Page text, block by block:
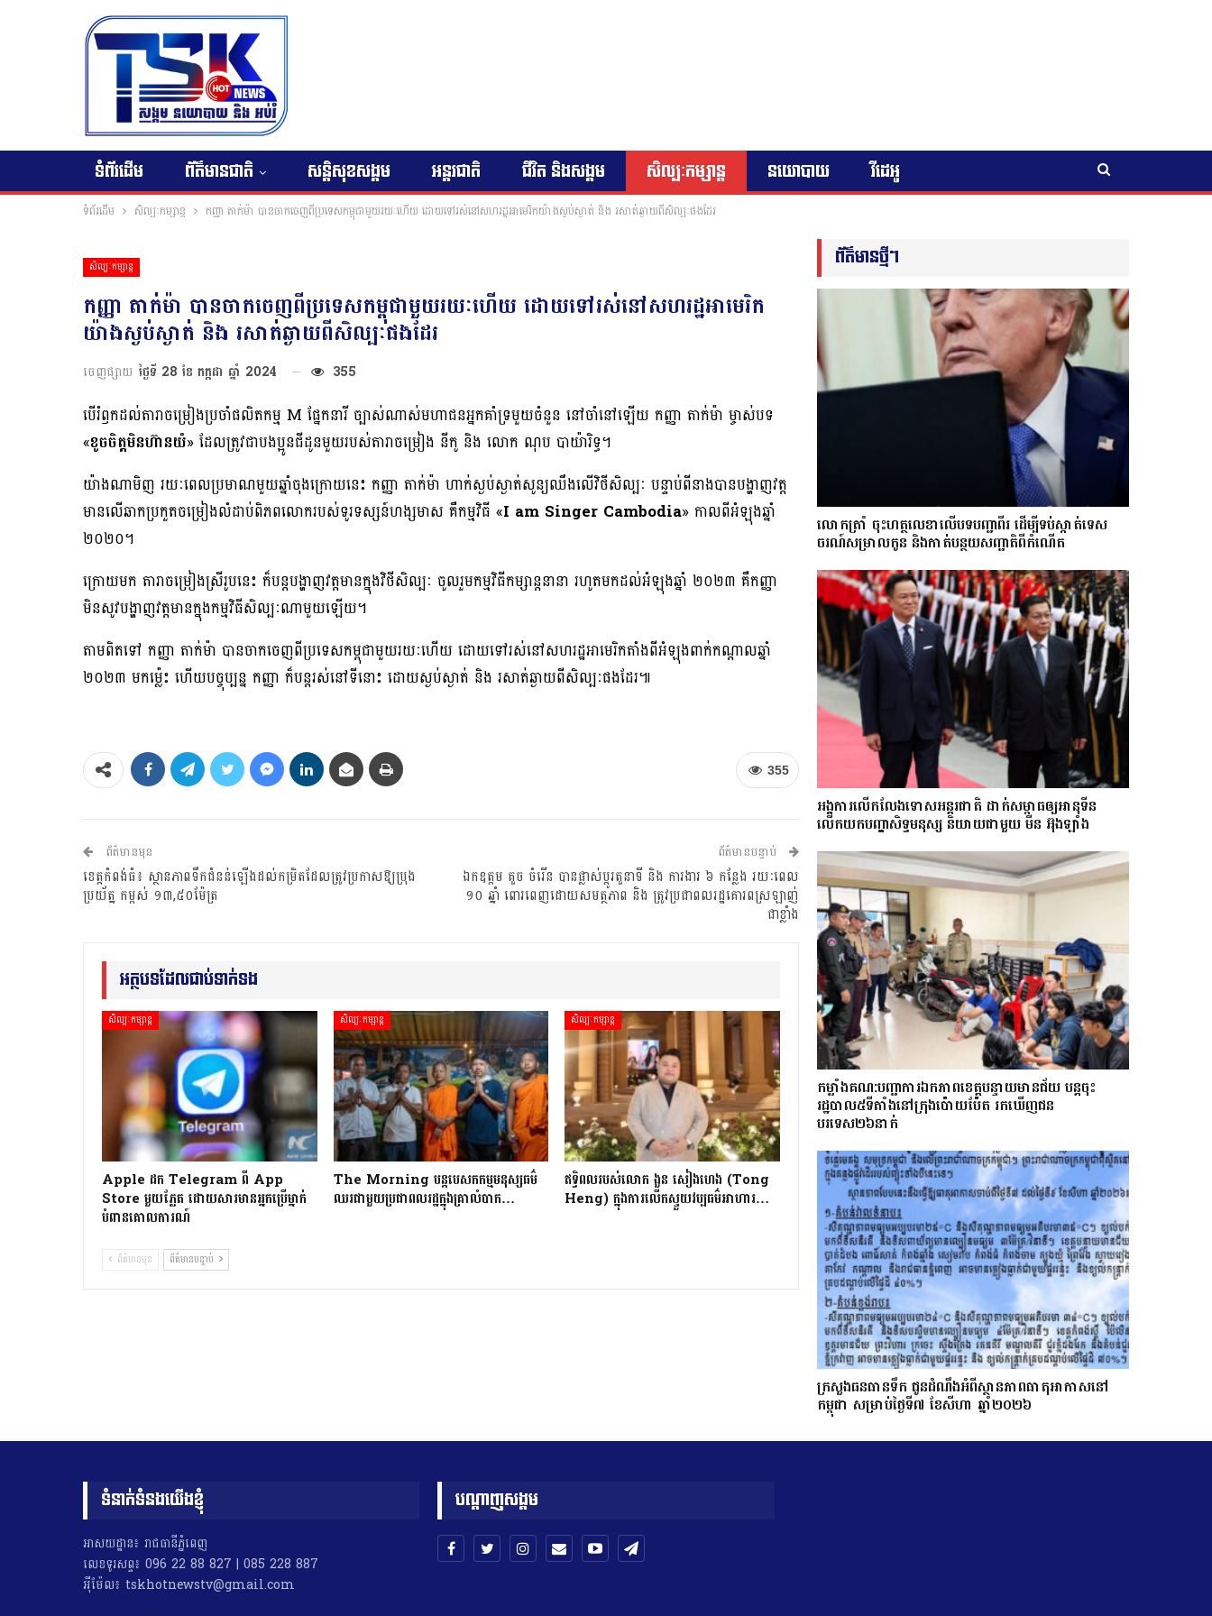
ទំព័រដើម ព័ត៌មានជាតិ សន្តិសុខសង្គម អន្តរជាតិ ជីវិត និងសង្គម សិល្បៈកម្សាន្ត នយោបាយ វីដេអូ
ទំព័រដើម សិល្បៈកម្សាន្ត កញ្ញា តាក់ម៉ា បានចាកចេញពីប្រទេសកម្ពុជាមួយរយៈហើយ ដោយទៅរស់នៅសហរដ្ឋអាមេរិកយ៉ាងស្ងប់ស្ងាត់ និង រសាត់ឆ្ងាយពីសិល្បៈផងដែរ
សិល្បៈកម្សាន្ត
កញ្ញា តាក់ម៉ា បានចាកចេញពីប្រទេសកម្ពុជាមួយរយៈហើយ ដោយទៅរស់នៅសហរដ្ឋអាមេរិក
យ៉ាងស្ងប់ស្ងាត់ និង រសាត់ឆ្ងាយពីសិល្បៈផងដែរ
ចេញផ្សាយ ថ្ងៃទី 28 ខែ កក្កដា ឆ្នាំ 2024 355
បើរំឭកដល់តារាចម្រៀងប្រចាំផលិតកម្ម M ផ្នែកនារី ច្បាស់ណាស់មហាជនអ្នកគាំទ្រមួយចំនួន នៅចាំនៅឡើយ កញ្ញា តាក់ម៉ា ម្ចាស់បទ
«ខូចចិត្តមិនហ៊ានយំ» ដែលត្រូវជាបងប្អូនជីដូនមួយរបស់តារាចម្រៀង នីកូ និង លោក ណុប បាយ៉ារិទ្ធ។
យ៉ាងណាមិញ រយៈពេលប្រមាណមួយឆ្នាំចុងក្រោយនេះ កញ្ញា តាក់ម៉ា ហាក់ស្ងប់ស្ងាត់សូន្យឈឹងលើវិថីសិល្បៈ បន្ទាប់ពីនាងបានបង្ហាញវត្ត
មានលើឆាកប្រកួតចម្រៀងលំដាប់ពិភពលោករបស់ទូរទស្សន៍ហង្សមាស គឺកម្មវិធី «I am Singer Cambodia» កាលពីអំឡុងឆ្នាំ
២០២០។
ក្រោយមក តារាចម្រៀងស្រីរូបនេះ ក៏បន្តបង្ហាញវត្តមានក្នុងវិថីសិល្បៈ ចូលរួមកម្មវិធីកម្សាន្តនានា រហូតមកដល់អំឡុងឆ្នាំ ២០២៣ គឺកញ្ញា
មិនសូវបង្ហាញវត្តមានក្នុងកម្មវិធីសិល្បៈណាមួយឡើយ។
តាមពិតទៅ កញ្ញា តាក់ម៉ា បានចាកចេញពីប្រទេសកម្ពុជាមួយរយៈហើយ ដោយទៅរស់នៅសហរដ្ឋអាមេរិកតាំងពីអំឡុងពាក់កណ្តាលឆ្នាំ
២០២៣ មកម្ល៉េះ ហើយបច្ចុប្បន្ន កញ្ញា ក៏បន្តរស់នៅទីនោះ ដោយស្ងប់ស្ងាត់ និង រសាត់ឆ្ងាយពីសិល្បៈផងដែរ៕
355
ព័ត៌មានមុន
ខេត្តកំពង់ធំ៖ ស្ថានភាពទឹកជំនន់ឡើងដល់កម្រិតដែលត្រូវប្រកាសឱ្យប្រុង
ប្រយ័ត្ន កម្ពស់ ១៣,៥០ម៉ែត្រ
ព័ត៌មានបន្ទាប់
ឯកឧត្តម គួច ចំរើន បានផ្លាស់ប្ដូរតួនាទី និង ការងារ ៦ កន្លែង រយៈពេល
១០ ឆ្នាំ ពោរពេញដោយសមត្ថភាព និង ត្រូវប្រជាពលរដ្ឋគោរពស្រឡាញ់
ជាខ្លាំង
អត្ថបទដែលជាប់ទាក់ទង
សិល្បៈកម្សាន្ត
Apple ដក Telegram ពី App
Store មួយភ្លែត ដោយសារមានអ្នកប្រើម្នាក់
បំពានគោលការណ៍
សិល្បៈកម្សាន្ត
The Morning បន្តបេសកកម្មមនុស្សធម៌
ឈរជាមួយប្រជាពលរដ្ឋក្នុងគ្រាលំបាក…
សិល្បៈកម្សាន្ត
ឥទ្ធិពលរបស់លោក ងួន សៀងហេង (Tong
Heng) ក្នុងការលើកស្ទួយវប្បធម៌អាហារ…
ព័ត៌មានមុន ព័ត៌មានបន្ទាប់
ព័ត៌មានថ្មីៗ
លោក​ត្រាំ ចុះហត្ថលេខាលើបទបញ្ជាពីរ ដើម្បីទប់ស្កាត់ទេស​
ចរណ៍សម្រាលកូន និងកាត់បន្ថយសញ្ជាតិពីកំណើត
អង្គការលើកលែងទោសអន្តរជាតិ ដាក់សម្ពាធឲ្យអានុទីន
លើកយកបញ្ហាសិទ្ធមនុស្ស និយាយជាមួយ មីន អ៊ុងឡាំង
កម្លាំងគណ:បញ្ជាការឯកភាពខេត្តបន្ទាយមានជ័យ បន្តចុះ
រដ្ឋបាល៥ទីតាំងនៅក្រុងប៉ោយប៉ែត រកឃើញជន
បរទេស២៦នាក់
ក្រសួងធនធានទឹក ជូនដំណឹងអំពីស្ថានភាពធាតុអាកាសនៅ
កម្ពុជា សម្រាប់ថ្ងៃទី៧ ខែសីហា ឆ្នាំ២០២៦
ទំនាក់ទំនងយើងខ្ញុំ
អាសយដ្ឋាន៖ រាជធានីភ្នំពេញ
លេខទូរសព្ទ៖ 096 22 88 827 | 085 228 887
អុីម៉ែល៖ tskhotnewstv@gmail.com
បណ្តាញសង្គម